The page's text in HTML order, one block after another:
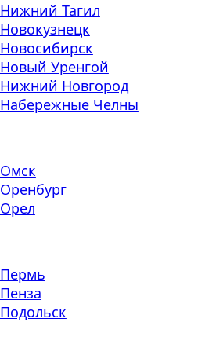
Нижний Тагил
Новокузнецк
Новосибирск
Новый Уренгой
Нижний Новгород
Набережные Челны
Омск
Оренбург
Орел
Пермь
Пенза
Подольск